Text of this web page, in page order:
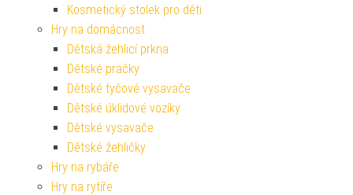
Kosmetický stolek pro děti
Hry na domácnost
Dětská žehlicí prkna
Dětské pračky
Dětské tyčové vysavače
Dětské úklidové vozíky
Dětské vysavače
Dětské žehličky
Hry na rybáře
Hry na rytíře